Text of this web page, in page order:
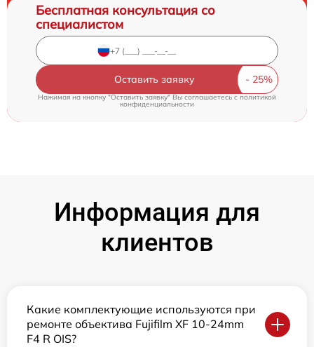
Бесплатная консультация со
специалистом
Оставить заявку
Нажимая на кнопку "Оставить заявку" Вы соглашаетесь c политикой
конфиденциальности
Информация для
клиентов
Какие комплектующие используются при
ремонте объектива Fujifilm XF 10-24mm
F4 R OIS?